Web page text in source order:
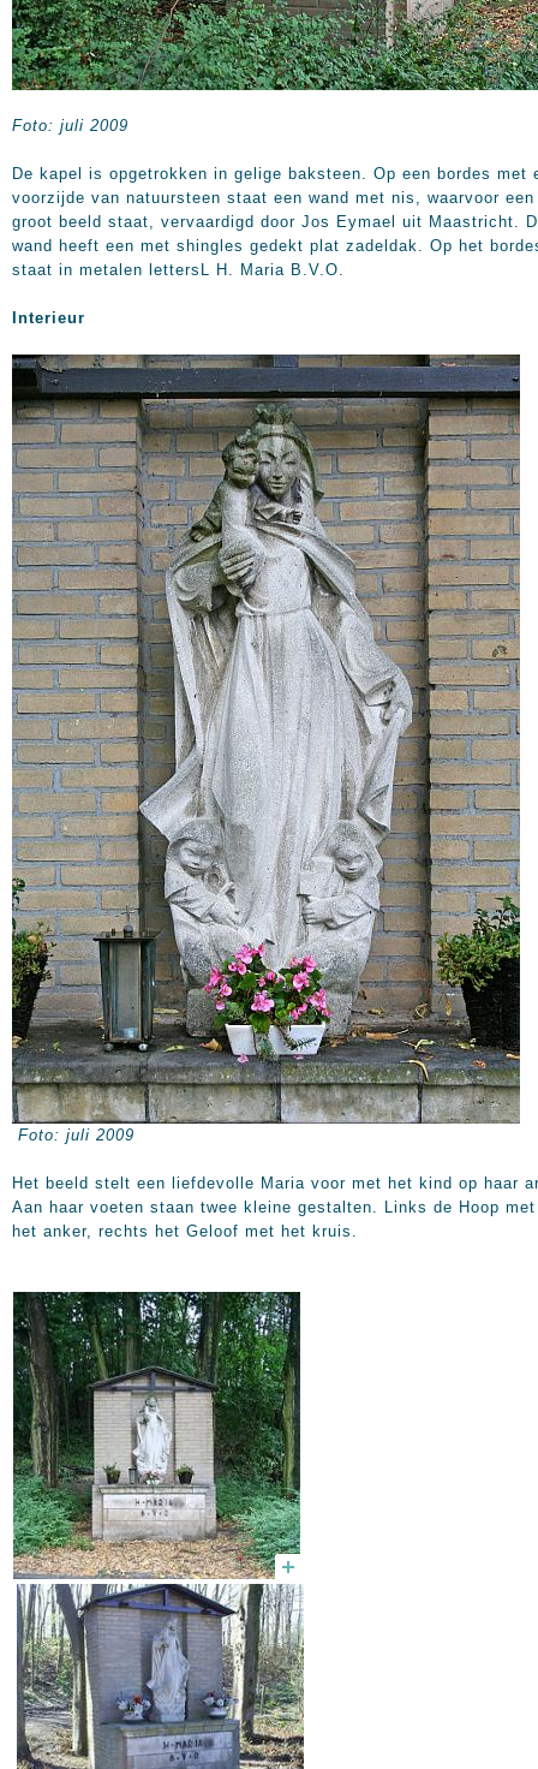
Foto: juli 2009
De kapel is opgetrokken in gelige baksteen. Op een bordes met
voorzijde van natuursteen staat een wand met nis, waarvoor een
groot beeld staat, vervaardigd door Jos Eymael uit Maastricht.
wand heeft een met shingles gedekt plat zadeldak. Op het
staat in metalen lettersL H. Maria B.V.O.
Interieur
Foto: juli 2009
Het beeld stelt een liefdevolle Maria voor met het kind op haar
Aan haar voeten staan twee kleine gestalten. Links de Hoop met
het anker, rechts het Geloof met het kruis.